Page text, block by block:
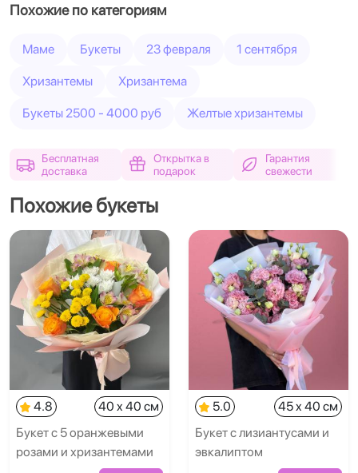
Похожие по категориям
Маме Букеты 23 февраля 1 сентября
Хризантемы Хризантема
Букеты 2500 - 4000 руб Желтые хризантемы
Бесплатная
доставка
Открытка в
подарок
Гарантия
свежести
Похожие букеты
4.8
40 x 40 см
Букет с 5 оранжевыми
розами и хризантемами
5.0
45 x 40 см
Букет с лизиантусами и
эвкалиптом